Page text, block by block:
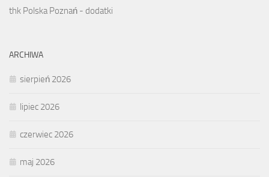
thk Polska Poznań - dodatki
ARCHIWA
sierpień 2026
lipiec 2026
czerwiec 2026
maj 2026